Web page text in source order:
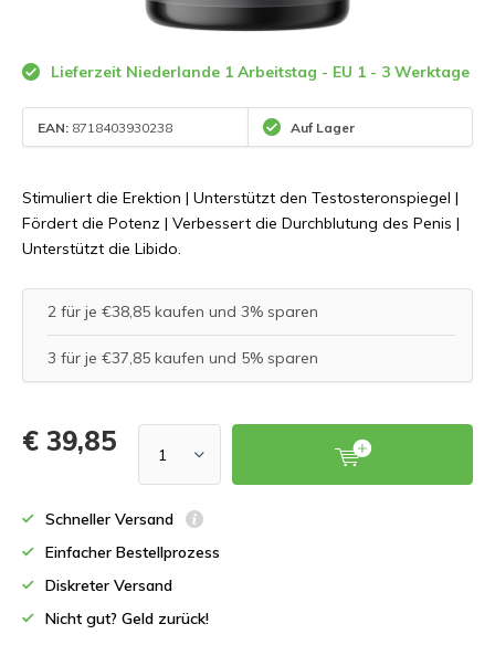
Lieferzeit Niederlande 1 Arbeitstag - EU 1 - 3 Werktage
EAN: 8718403930238 Auf Lager
Stimuliert die Erektion | Unterstützt den Testosteronspiegel |
Fördert die Potenz | Verbessert die Durchblutung des Penis |
Unterstützt die Libido.
2 für je €38,85 kaufen und 3% sparen
3 für je €37,85 kaufen und 5% sparen
€ 39,85
Schneller Versand
Einfacher Bestellprozess
Diskreter Versand
Nicht gut? Geld zurück!